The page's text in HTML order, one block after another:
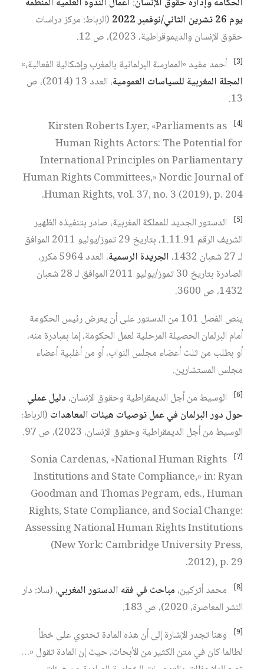
يوم 26 تشرين الثاني/نوفمبر 2022
(الرباط: مركز دراسات
حقوق الإنسان والديموقراطية، 2023)، ص 12.
[3]
أحمد مفيد «الممارسة البرلمانية بالمغرب وإشكالية الفعالية،»
المجلة المغربية للسياسات العمومية
، العدد 13 (2014)، ص
13.
[4]
Kirsten Roberts Lyer, «Parliaments as
Human Rights Actors: The Potential for
International Principles on Parliamentary
Human Rights Committees,» Nordic Journal of
Human Rights, vol. 37, no. 3 (2019), p. 204.
[5]
الدستور الجديد للمملكة المغربية، صادر بتنفيذه الظهير
الشريف الرقم 1.11.91، بتاريخ 29 تموز/يوليو 2011 الموافق
لـ 27 شعبان 1432،
الجريدة الرسمية
، العدد 5964 مكرر،
الصادرة بتاريخ 30 تموز/يوليو 2011 الموافق لـ 28 شعبان
1432، ص 3600.
ينص الفصل 101 من الدستور على أن يعرض رئيس الحكومة
أمام البرلمان الحصيلة المرحلية لعمل الحكومة، إما بمبادرة منه،
أو بطلب من ثلث أعضاء مجلس النواب، أو من أغلبية أعضاء
مجلس المستشارين.
[6] الوسيط من أجل الديمقراطية وحقوق الإنسان، دليل عملي
حول دور البرلمان في عمل توصيات هيئات المعاهدات (الرباط:
الوسيط من أجل الديمقراطية وحقوق الإنسان، 2023)، ص 97.
[7]
Sonia Cardenas, «National Human Rights
Institutions and State Compliance,» in: Ryan
Goodman and Thomas Pegram, eds., Human
Rights, State Compliance, and Social Change:
Assessing National Human Rights Institutions
(New York: Cambridge University Press,
2012), p. 29.
[8] محمد أتركين، مباحث في فقه الدستور المغربي، (سلا: دار
النشر المعاصرة، 2020)، ص 183.
[9]
وهنا تجدر الإشارة إلى أن هذه المادة تحتوي على خطأ
لطالما كان في متن الكثير من الأبحاث، حيث إن المادة تقول «…